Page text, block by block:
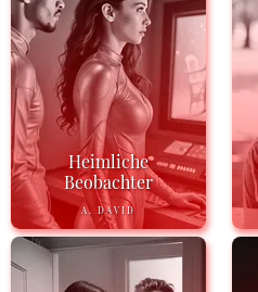
Heimliche
Beobachter
A. DAVID